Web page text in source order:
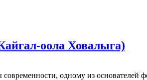
оола Ховалыга)
одному из